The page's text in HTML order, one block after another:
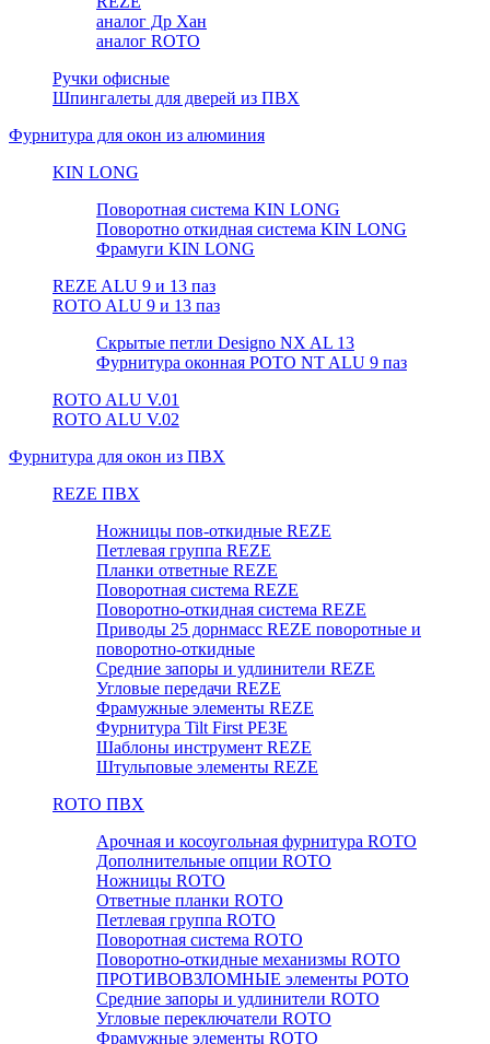
аналог Др Хан
аналог ROTO
Ручки офисные
Шпингалеты для дверей из ПВХ
Фурнитура для окон из алюминия
KIN LONG
Поворотная система KIN LONG
Поворотно откидная система KIN LONG
Фрамуги KIN LONG
REZE ALU 9 и 13 паз
ROTO ALU 9 и 13 паз
Скрытые петли Designo NX AL 13
Фурнитура оконная РОТО NT ALU 9 паз
ROTO ALU V.01
ROTO ALU V.02
Фурнитура для окон из ПВХ
REZE ПВХ
Ножницы пов-откидные REZE
Петлевая группа REZE
Планки ответные REZE
Поворотная система REZE
Поворотно-откидная система REZE
Приводы 25 дорнмасс REZE поворотные и
поворотно-откидные
Средние запоры и удлинители REZE
Угловые передачи REZE
Фрамужные элементы REZE
Фурнитура Tilt First РЕЗЕ
Шаблоны инструмент REZE
Штульповые элементы REZE
RОTO ПВХ
Арочная и косоугольная фурнитура ROTO
Дополнительные опции ROTO
Ножницы ROTO
Ответные планки ROTO
Петлевая группа ROTO
Поворотная система ROTO
Поворотно-откидные механизмы ROTO
ПРОТИВОВЗЛОМНЫЕ элементы РОТО
Средние запоры и удлинители ROTO
Угловые переключатели ROTO
Фрамужные элементы ROTO